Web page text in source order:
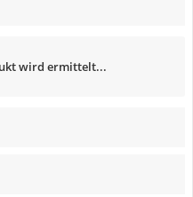
wird ermittelt...